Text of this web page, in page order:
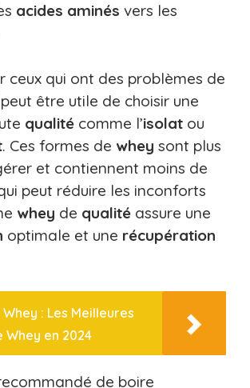
acides aminés vers les
ceux qui ont des problèmes de
être utile de choisir une
qualité comme l’isolat ou
. Ces formes de whey sont plus
et contiennent moins de
peut réduire les inconforts
whey de qualité assure une
optimale et une récupération
Whey : Les Meilleures
Whey en 2024
de boire